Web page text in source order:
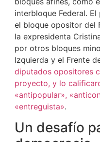
interbloque Federal.
el bloque opositor del
la expresidenta
por otros bloques
Izquierda y el Frente
diputados opositores
proyecto, y lo
«antipopular»,
«entreguista».
Un desafío